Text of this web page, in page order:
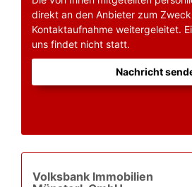
direkt an den Anbieter zum
Kontaktaufnahme weitergeleitet.
uns findet nicht statt.
Nachricht
Volksbank Immobilien